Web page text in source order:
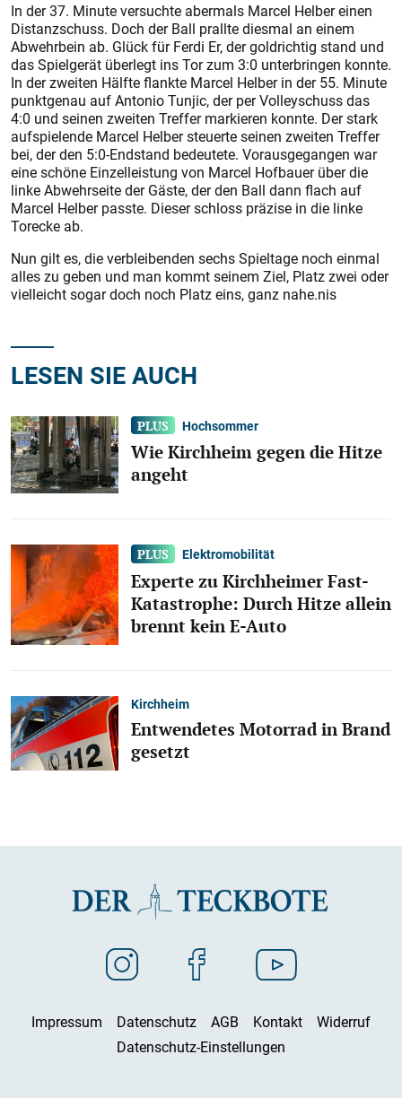
In der 37. Minute versuchte abermals Marcel Helber einen
Distanzschuss. Doch der Ball prallte diesmal an einem
Abwehrbein ab. Glück für Ferdi Er, der goldrichtig stand und
das Spielgerät überlegt ins Tor zum 3:0 unterbringen konnte.
In der zweiten Hälfte flankte Marcel Helber in der 55. Minute
punktgenau auf Antonio Tunjic, der per Volleyschuss das
4:0 und seinen zweiten Treffer markieren konnte. Der stark
aufspielende Marcel Helber steuerte seinen zweiten Treffer
bei, der den 5:0-Endstand bedeutete. Vorausgegangen war
eine schöne Einzelleistung von Marcel Hofbauer über die
linke Abwehrseite der Gäste, der den Ball dann flach auf
Marcel Helber passte. Dieser schloss präzise in die linke
Torecke ab.
Nun gilt es, die verbleibenden sechs Spieltage noch einmal
alles zu geben und man kommt seinem Ziel, Platz zwei oder
vielleicht sogar doch noch Platz eins, ganz nahe.nis
LESEN SIE AUCH
Hochsommer
Wie Kirchheim gegen die Hitze
angeht
Elektromobilität
Experte zu Kirchheimer Fast-
Katastrophe: Durch Hitze allein
brennt kein E-Auto
Kirchheim
Entwendetes Motorrad in Brand
gesetzt
Impressum Datenschutz AGB Kontakt
Widerruf
Datenschutz-Einstellungen